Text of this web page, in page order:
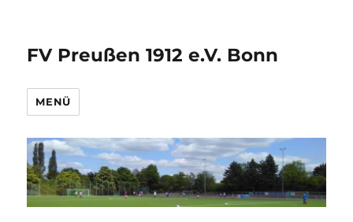
FV Preußen 1912 e.V. Bonn
MENÜ